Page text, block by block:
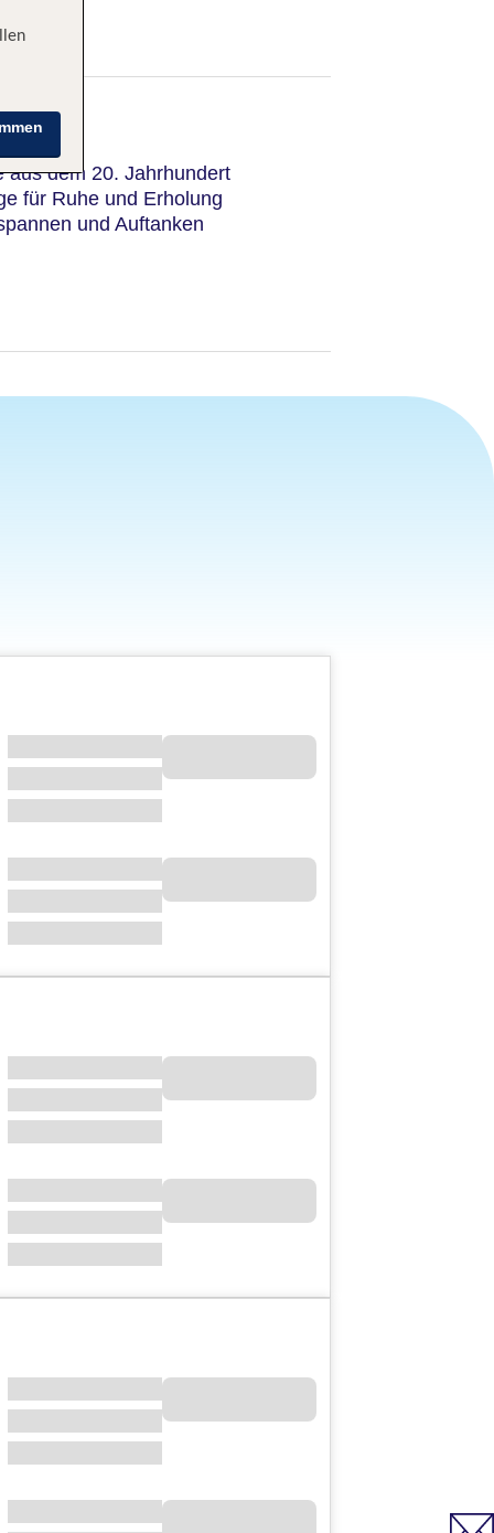
aus dem 20. Jahrhundert
für Ruhe und Erholung
und Auftanken